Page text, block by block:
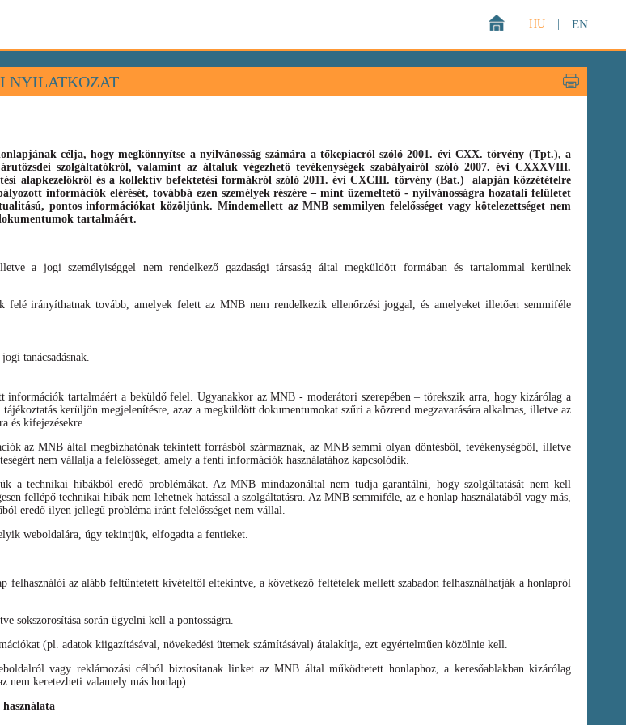
EN
HU
NYILATKOZAT
célja, hogy megkönnyítse a nyilvánosság számára a tőkepiacról szóló 2001. évi CXX. törvény (Tpt.), a
szolgáltatókról, valamint az általuk végezhető tevékenységek szabályairól szóló 2007. évi CXXXVIII.
alapkezelőkről és a kollektív befektetési formákról szóló2011. évi CXCIII. törvény (Bat.)
alapján közzétételre
információk elérését, továbbá ezen személyek részére – mint üzemeltető - nyilvánosságra hozatali felületet
pontos információkat közöljünk. Mindemellett az MNB semmilyen felelősséget vagy kötelezettséget nem
tartalmáért.
a jogi személyiséggel nem rendelkező gazdasági társaság által megküldött formában és tartalommal kerülnek
felé irányíthatnak tovább, amelyek felett az MNB nem rendelkezik ellenőrzési joggal, és amelyeket illetően semmiféle
tanácsadásnak.
információk tartalmáért a beküldő felel. Ugyanakkor az MNB - moderátori szerepében – törekszik arra, hogy kizárólag a
kerüljön megjelenítésre, azaz a megküldött dokumentumokat szűri a közrend megzavarására alkalmas, illetve az
és kifejezésekre.
az MNB által megbízhatónak tekintett forrásból származnak, az MNB semmi olyan döntésből, tevékenységből, illetve
nem vállalja a felelősséget, amely a fenti információk használatához kapcsolódik.
a technikai hibákból eredő problémákat. Az MNB mindazonáltal nem tudja garantálni, hogy szolgáltatását nem kell
fellépő technikai hibák nem lehetnek hatással a szolgáltatásra. Az MNB semmiféle, az e honlap használatából vagy más,
eredő ilyen jellegű probléma iránt felelősséget nem vállal.
weboldalára, úgy tekintjük, elfogadta a fentieket.
felhasználói az alább feltüntetett kivételtől eltekintve, a következő feltételek mellett szabadon felhasználhatják a honlapról
sokszorosítása során ügyelni kell a pontosságra.
(pl. adatok kiigazításával, növekedési ütemek számításával) átalakítja, ezt egyértelműen közölnie kell.
vagy reklámozási célból biztosítanak linket az MNB által működtetett honlaphoz, a keresőablakban kizárólag
nem keretezheti valamely más honlap).